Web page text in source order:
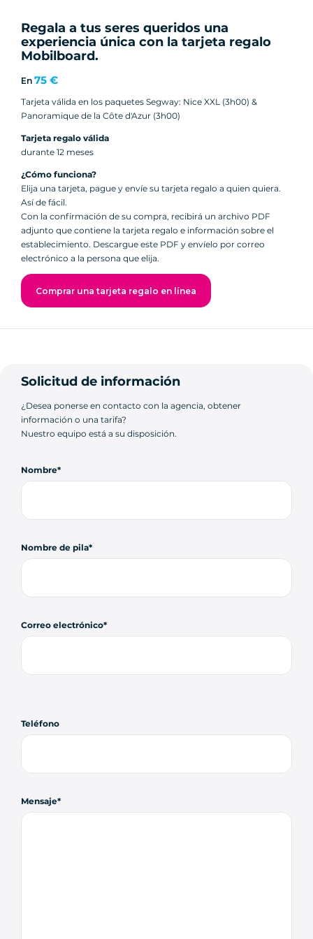
Regala a tus seres queridos una
experiencia única con la tarjeta regalo
Mobilboard.
En 75 €
Tarjeta válida en los paquetes Segway: Nice XXL (3h00) &
Panoramique de la Côte d'Azur (3h00)
Tarjeta regalo válida
durante 12 meses
¿Cómo funciona?
Elija una tarjeta, pague y envíe su tarjeta regalo a quien quiera.
Así de fácil.
Con la confirmación de su compra, recibirá un archivo PDF
adjunto que contiene la tarjeta regalo e información sobre el
establecimiento. Descargue este PDF y envíelo por correo
electrónico a la persona que elija.
Comprar una tarjeta regalo en línea
Solicitud de información
¿Desea ponerse en contacto con la agencia, obtener
información o una tarifa?
Nuestro equipo está a su disposición.
Nombre
Nombre de pila
Correo electrónico
Teléfono
Mensaje